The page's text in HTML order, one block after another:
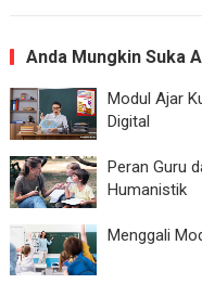
Anda Mungkin Suka
Modul Ajar
Digital
Peran Guru
Humanistik
Menggali